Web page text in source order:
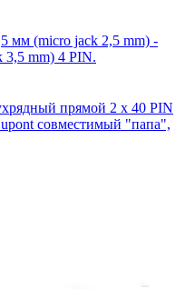
мм (micro jack 2,5 mm) -
mm) 4 PIN.
прямой 2 х 40 PIN
совместимый "папа",